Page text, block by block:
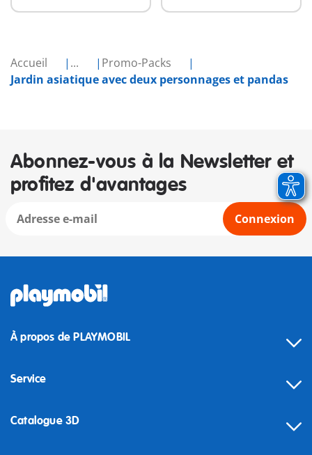
Accueil ...
Promo-Packs
Jardin asiatique avec deux personnages et pandas
Abonnez-vous à la Newsletter et
profitez d'avantages
Connexion
À propos de PLAYMOBIL
Service
Catalogue 3D